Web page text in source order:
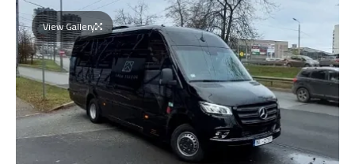
View Gallery